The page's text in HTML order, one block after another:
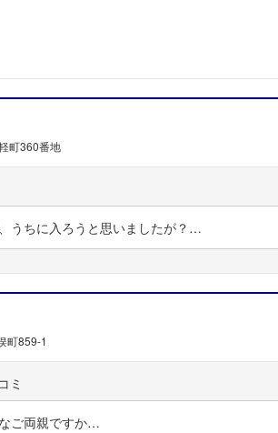
町360番地
うちに入ろうと思いましたが？…
町859-1
ご両親ですか…